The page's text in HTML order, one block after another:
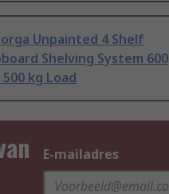
Unpainted 4 Shelf
Shelving System 600
500 kg Load
E-mailadres